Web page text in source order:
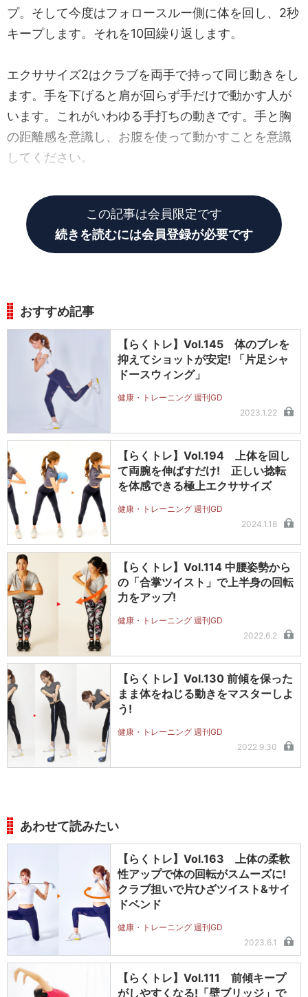
プ。そして今度はフォロースルー側に体を回し、2秒
キープします。それを10回繰り返します。
エクササイズ2はクラブを両手で持って同じ動きをし
ます。手を下げると肩が回らず手だけで動かす人が
います。これがいわゆる手打ちの動きです。手と胸
の距離感を意識し、お腹を使って動かすことを意識
してください。
この記事は会員限定です
続きを読むには会員登録が必要です
おすすめ記事
【らくトレ】Vol.145 体のブレを
抑えてショットが安定! 「片足シャ
ドースウィング」
健康・トレーニング 週刊GD
2023.1.22
【らくトレ】Vol.194 上体を回し
て両腕を伸ばすだけ! 正しい捻転
を体感できる極上エクササイズ
健康・トレーニング 週刊GD
2024.1.18
【らくトレ】Vol.114 中腰姿勢から
の「合掌ツイスト」で上半身の回転
力をアップ!
健康・トレーニング 週刊GD
2022.6.2
【らくトレ】Vol.130 前傾を保った
まま体をねじる動きをマスターしよ
う!
健康・トレーニング 週刊GD
2022.9.30
あわせて読みたい
【らくトレ】Vol.163 上体の柔軟
性アップで体の回転がスムーズに!
クラブ担いで片ひざツイスト&サイ
ドベンド
健康・トレーニング 週刊GD
2023.6.1
【らくトレ】Vol.111 前傾キープ
がしやすくなる!「壁ブリッジ」で